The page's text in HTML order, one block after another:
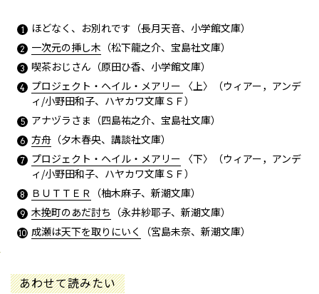
ほどなく、お別れです（長月天音、小学館文庫）
一次元の挿し木 （松下龍之介、宝島社文庫）
喫茶おじさん（原田ひ香、小学館文庫）
プロジェクト・ヘイル・メアリー 〈上〉（ウィアー，アンデ
ィ/小野田和子、ハヤカワ文庫ＳＦ）
アナヅラさま（四島祐之介、宝島社文庫）
方舟 （夕木春央、講談社文庫）
プロジェクト・ヘイル・メアリー 〈下〉（ウィアー，アンデ
ィ/小野田和子、ハヤカワ文庫ＳＦ）
ＢＵＴＴＥＲ （柚木麻子、新潮文庫）
木挽町のあだ討ち （永井紗耶子、新潮文庫）
成瀬は天下を取りにいく
（宮島未奈、新潮文庫）
あわせて読みたい